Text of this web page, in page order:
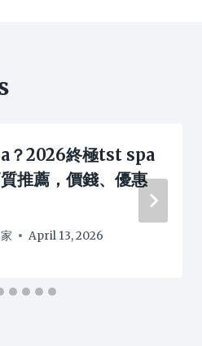
？2026終極tst spa
推薦，價錢、優惠
April 13, 2026